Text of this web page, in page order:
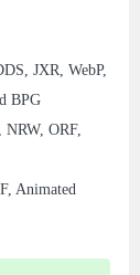
JXR, WebP,
BPG
ORF,
Animated